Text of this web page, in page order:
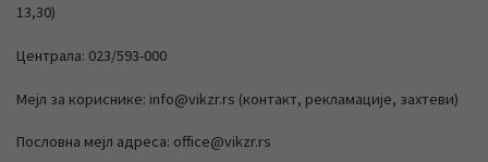
13,30)
Централа: 023/593-000
Мејл за кориснике: info@vikzr.rs (контакт, рекламације, захтеви)
Пословна мејл адреса: office@vikzr.rs